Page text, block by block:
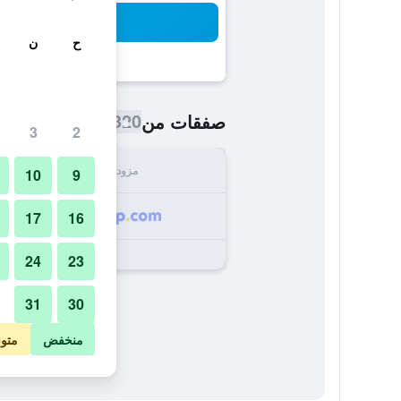
صفقات من320 ﷼
مزود
ح ن
2
3
9
10
16
17
23
24
30
31
منخفض